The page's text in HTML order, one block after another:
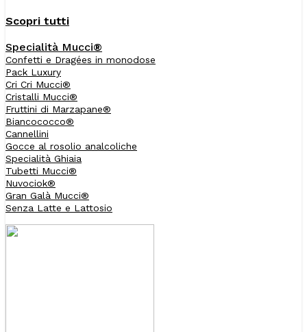
Scopri tutti
Specialità Mucci®
Confetti e Dragées in monodose
Pack Luxury
Cri Cri Mucci®
Cristalli Mucci®
Fruttini di Marzapane®
Biancococco®
Cannellini
Gocce al rosolio analcoliche
Specialità Ghiaia
Tubetti Mucci®
Nuvociok®
Gran Galà Mucci®
Senza Latte e Lattosio